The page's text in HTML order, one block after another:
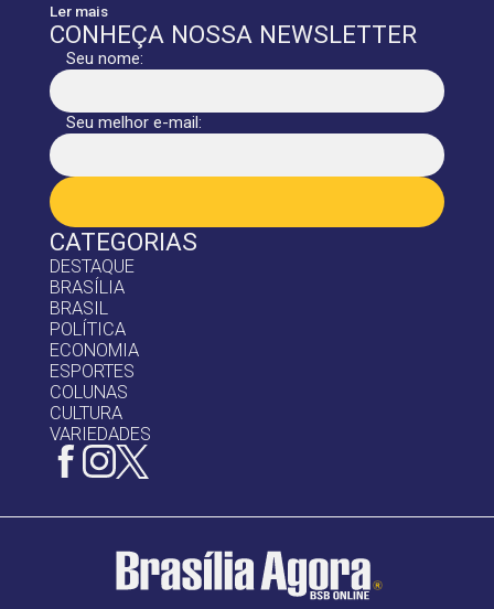
CATEGORIAS
DESTAQUE
BRASÍLIA
BRASIL
POLÍTICA
ECONOMIA
ESPORTES
COLUNAS
CULTURA
VARIEDADES
Ler mais
CONHEÇA NOSSA NEWSLETTER
Seu nome:
Seu melhor e-mail: